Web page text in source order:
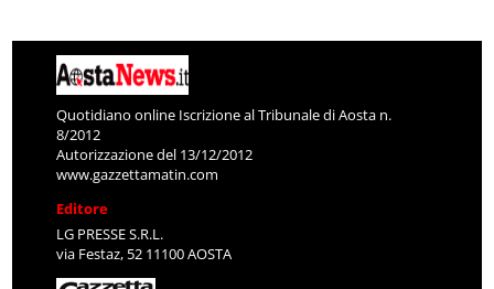
Quotidiano online Iscrizione al Tribunale di Aosta n.
8/2012
Autorizzazione del 13/12/2012
www.gazzettamatin.com
Editore
LG PRESSE S.R.L.
via Festaz, 52 11100 AOSTA